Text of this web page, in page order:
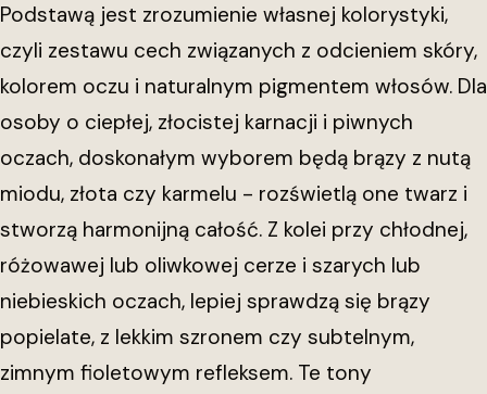
Podstawą jest zrozumienie własnej kolorystyki,
czyli zestawu cech związanych z odcieniem skóry,
kolorem oczu i naturalnym pigmentem włosów. Dla
osoby o ciepłej, złocistej karnacji i piwnych
oczach, doskonałym wyborem będą brązy z nutą
miodu, złota czy karmelu - rozświetlą one twarz i
stworzą harmonijną całość. Z kolei przy chłodnej,
różowawej lub oliwkowej cerze i szarych lub
niebieskich oczach, lepiej sprawdzą się brązy
popielate, z lekkim szronem czy subtelnym,
zimnym fioletowym refleksem. Te tony